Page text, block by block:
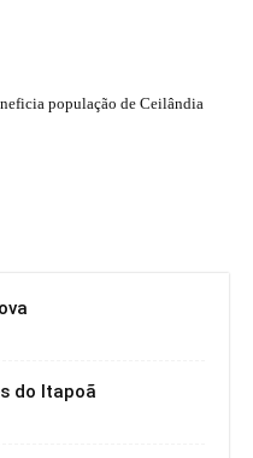
população de Ceilândia
do Itapoã